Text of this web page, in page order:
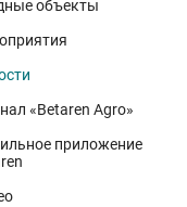
объекты
«Betaren Agro»
приложение